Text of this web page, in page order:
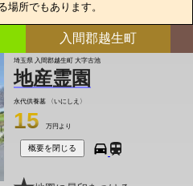
場所でもあります。
入間郡越生町
埼玉県 入間郡越生町 大字古池
地産霊園
永代供養墓 〈いにしえ〉
15 万円より
概要を閉じる